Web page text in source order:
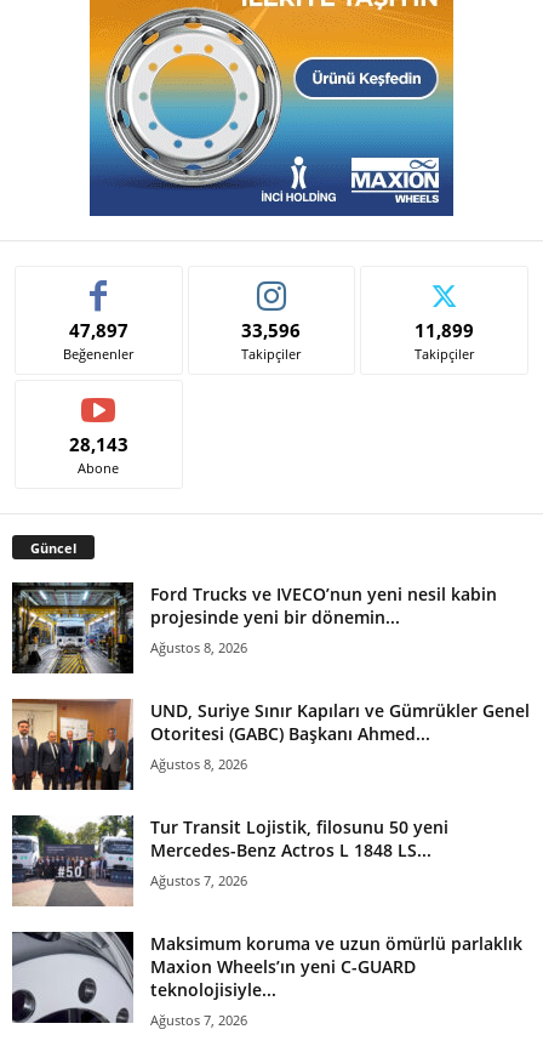
47,897
Beğenenler
33,596
Takipçiler
11,899
Takipçiler
28,143
Abone
Güncel
Ford Trucks ve IVECO’nun yeni nesil kabin
projesinde yeni bir dönemin...
Ağustos 8, 2026
UND, Suriye Sınır Kapıları ve Gümrükler Genel
Otoritesi (GABC) Başkanı Ahmed...
Ağustos 8, 2026
Tur Transit Lojistik, filosunu 50 yeni
Mercedes-Benz Actros L 1848 LS...
Ağustos 7, 2026
Maksimum koruma ve uzun ömürlü parlaklık
Maxion Wheels’ın yeni C-GUARD
teknolojisiyle...
Ağustos 7, 2026